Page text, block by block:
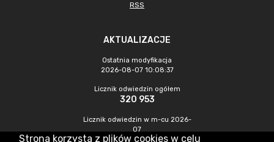
RSS
AKTUALIZACJE
Ostatnia modyfikacja
2026-08-07 10:08:37
Licznik odwiedzin ogółem
320 953
Licznik odwiedzin w m-cu 2026-
07
1 012
Strona korzysta z plików cookies w celu